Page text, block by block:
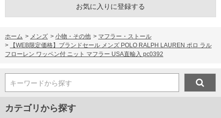
お気に入りに登録する
ホーム > メンズ > 小物・その他 > マフラー・ストール
>
【WEB限定価格】ブランドセール メンズ POLO RALPH LAUREN ポロ ラル
フローレン ワッペン付 ニット マフラー USA直輸入 pc0392
キーワードから探す
カテゴリから探す